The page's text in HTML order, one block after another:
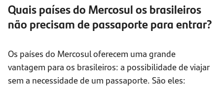
Quais países do Mercosul os brasileiros
não precisam de passaporte para entrar?
Os países do Mercosul oferecem uma grande
vantagem para os brasileiros: a possibilidade de viajar
sem a necessidade de um passaporte. São eles: